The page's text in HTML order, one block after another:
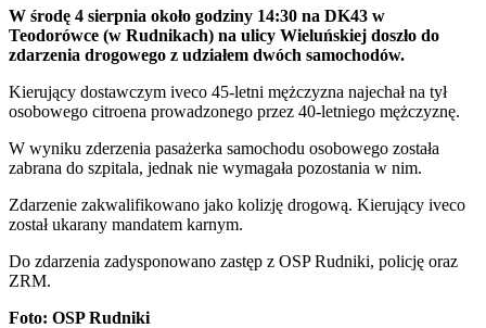
W środę 4 sierpnia około godziny 14:30 na DK43 w
Teodorówce (w Rudnikach) na ulicy Wieluńskiej doszło do
zdarzenia drogowego z udziałem dwóch samochodów.
Kierujący dostawczym iveco 45-letni mężczyzna najechał na tył
osobowego citroena prowadzonego przez 40-letniego mężczyznę.
W wyniku zderzenia pasażerka samochodu osobowego została
zabrana do szpitala, jednak nie wymagała pozostania w nim.
Zdarzenie zakwalifikowano jako kolizję drogową. Kierujący iveco
został ukarany mandatem karnym.
Do zdarzenia zadysponowano zastęp z OSP Rudniki, policję oraz
ZRM.
Foto: OSP Rudniki